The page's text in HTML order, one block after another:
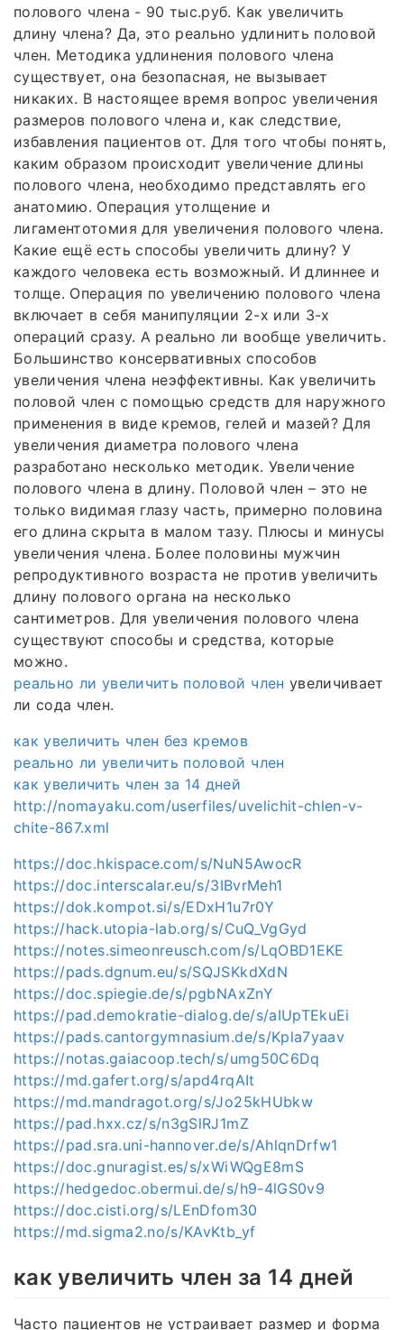
полового члена - 90 тыс.руб. Как увеличить
длину члена? Да, это реально удлинить половой
член. Методика удлинения полового члена
существует, она безопасная, не вызывает
никаких. В настоящее время вопрос увеличения
размеров полового члена и, как следствие,
избавления пациентов от. Для того чтобы понять,
каким образом происходит увеличение длины
полового члена, необходимо представлять его
анатомию. Операция утолщение и
лигаментотомия для увеличения полового члена.
Какие ещё есть способы увеличить длину? У
каждого человека есть возможный. И длиннее и
толще. Операция по увеличению полового члена
включает в себя манипуляции 2-х или 3-х
операций сразу. А реально ли вообще увеличить.
Большинство консервативных способов
увеличения члена неэффективны. Как увеличить
половой член с помощью средств для наружного
применения в виде кремов, гелей и мазей? Для
увеличения диаметра полового члена
разработано несколько методик. Увеличение
полового члена в длину. Половой член – это не
только видимая глазу часть, примерно половина
его длина скрыта в малом тазу. Плюсы и минусы
увеличения члена. Более половины мужчин
репродуктивного возраста не против увеличить
длину полового органа на несколько
сантиметров. Для увеличения полового члена
существуют способы и средства, которые
можно.
реально ли увеличить половой член увеличивает
ли сода член.
как увеличить член без кремов
реально ли увеличить половой член
как увеличить член за 14 дней
http://nomayaku.com/userfiles/uvelichit-chlen-v-
chite-867.xml
https://doc.hkispace.com/s/NuN5AwocR
https://doc.interscalar.eu/s/3IBvrMeh1
https://dok.kompot.si/s/EDxH1u7r0Y
https://hack.utopia-lab.org/s/CuQ_VgGyd
https://notes.simeonreusch.com/s/LqOBD1EKE
https://pads.dgnum.eu/s/SQJSKkdXdN
https://doc.spiegie.de/s/pgbNAxZnY
https://pad.demokratie-dialog.de/s/aIUpTEkuEi
https://pads.cantorgymnasium.de/s/Kpla7yaav
https://notas.gaiacoop.tech/s/umg50C6Dq
https://md.gafert.org/s/apd4rqAIt
https://md.mandragot.org/s/Jo25kHUbkw
https://pad.hxx.cz/s/n3gSlRJ1mZ
https://pad.sra.uni-hannover.de/s/AhlqnDrfw1
https://doc.gnuragist.es/s/xWiWQgE8mS
https://hedgedoc.obermui.de/s/h9-4lGS0v9
https://doc.cisti.org/s/LEnDfom30
https://md.sigma2.no/s/KAvKtb_yf
как увеличить член за 14 дней
Часто пациентов не устраивает размер и форма